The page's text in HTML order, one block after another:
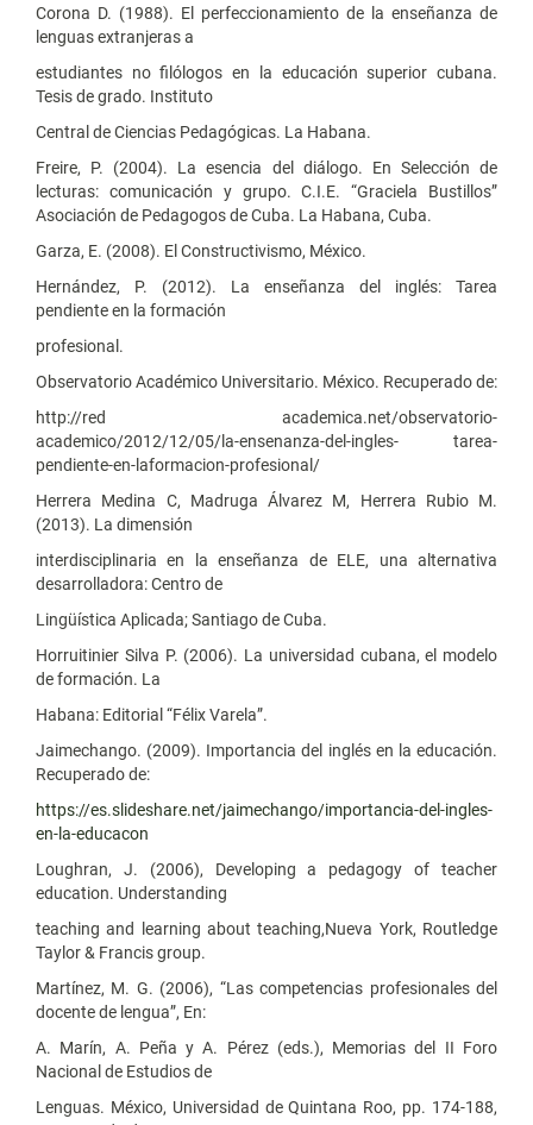
Corona D. (1988). El perfeccionamiento de la enseñanza de
lenguas extranjeras a
estudiantes no filólogos en la educación superior cubana.
Tesis de grado. Instituto
Central de Ciencias Pedagógicas. La Habana.
Freire, P. (2004). La esencia del diálogo. En Selección de
lecturas: comunicación y grupo. C.I.E. “Graciela Bustillos”
Asociación de Pedagogos de Cuba. La Habana, Cuba.
Garza, E. (2008). El Constructivismo, México.
Hernández, P. (2012). La enseñanza del inglés: Tarea
pendiente en la formación
profesional.
Observatorio Académico Universitario. México. Recuperado de:
http://red academica.net/observatorio-
academico/2012/12/05/la-ensenanza-del-ingles- tarea-
pendiente-en-laformacion-profesional/
Herrera Medina C, Madruga Álvarez M, Herrera Rubio M.
(2013). La dimensión
interdisciplinaria en la enseñanza de ELE, una alternativa
desarrolladora: Centro de
Lingüística Aplicada; Santiago de Cuba.
Horruitinier Silva P. (2006). La universidad cubana, el modelo
de formación. La
Habana: Editorial “Félix Varela”.
Jaimechango. (2009). Importancia del inglés en la educación.
Recuperado de:
https://es.slideshare.net/jaimechango/importancia-del-ingles-
en-la-educacon
Loughran, J. (2006), Developing a pedagogy of teacher
education. Understanding
teaching and learning about teaching,Nueva York, Routledge
Taylor & Francis group.
Martínez, M. G. (2006), “Las competencias profesionales del
docente de lengua”, En:
A. Marín, A. Peña y A. Pérez (eds.), Memorias del II Foro
Nacional de Estudios de
Lenguas. México, Universidad de Quintana Roo, pp. 174-188,